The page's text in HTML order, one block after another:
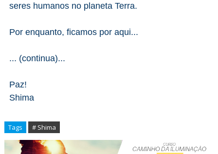
seres humanos no planeta Terra.
Por enquanto, ficamos por aqui...
... (continua)...
Paz!
Shima
Tags # Shima